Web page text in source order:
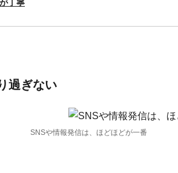
丁寧
過ぎない
SNSや情報発信は、ほどほどが一番